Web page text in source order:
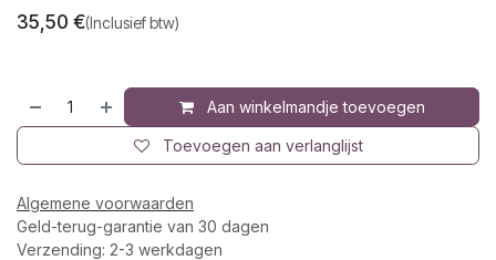
35,50 €(Inclusief btw)
Aan winkelmandje toevoegen
Toevoegen aan verlanglijst
Algemene voorwaarden
Geld-terug-garantie van 30 dagen
Verzending: 2-3 werkdagen